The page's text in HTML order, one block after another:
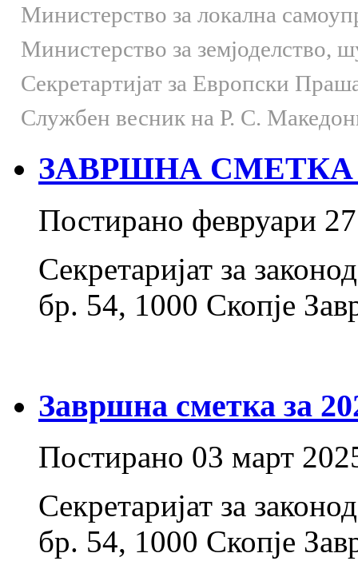
Министерство за локална
Министерство за земјоделство,
Секретартијат за Европски
Службен весник на Р. С.
ЗАВРШНА СМЕТКА
Постирано февруари 27
Секретаријат за
бр. 54, 1000 Скопје
Завршна сметка за
Постирано 03 март
Секретаријат за
бр. 54, 1000 Скопје